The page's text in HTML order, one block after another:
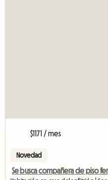
$1171 / mes
Novedad
Se busca compañera de piso